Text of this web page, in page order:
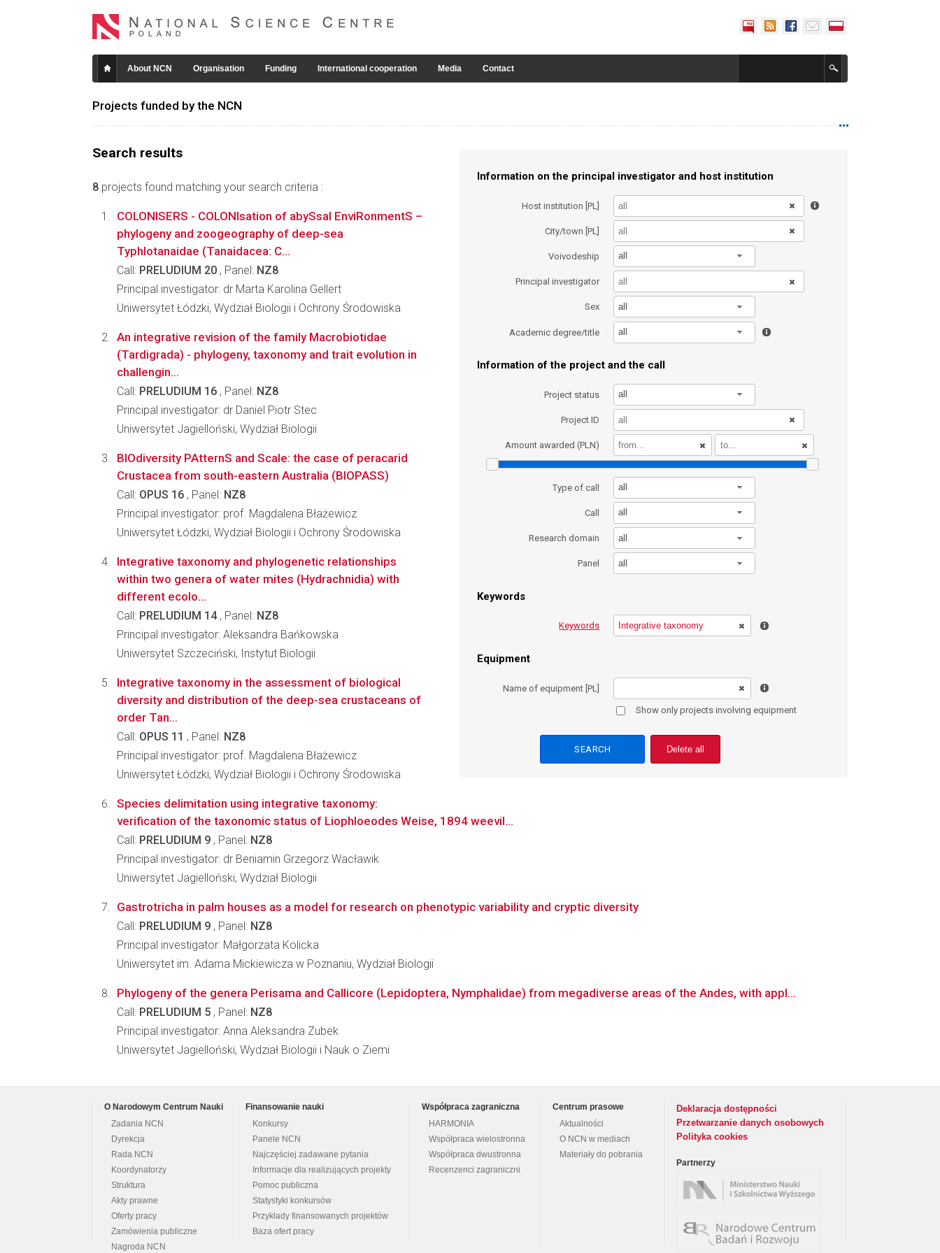
About NCN Organisation Funding International cooperation Media Contact
Projects funded by the NCN
Search results
8 projects found matching your search criteria :
Information on the principal investigator and host institution
Host institution [PL]
City/town [PL]
Voivodeship all
Principal investigator
Sex all
Academic degree/title all
Information of the project and the call
Project status all
Project ID
Amount awarded (PLN)
Type of call all
Call all
Research domain all
Panel all
Keywords
Keywords
Equipment
Name of equipment [PL]
Show only projects involving equipment
Delete all
COLONISERS - COLONIsation of abySsal EnviRonmentS –
phylogeny and zoogeography of deep-sea
Typhlotanaidae (Tanaidacea: C...
Call: PRELUDIUM 20 , Panel: NZ8
Principal investigator: dr Marta Karolina Gellert
Uniwersytet Łódzki, Wydział Biologii i Ochrony Środowiska
An integrative revision of the family Macrobiotidae
(Tardigrada) - phylogeny, taxonomy and trait evolution in
challengin...
Call: PRELUDIUM 16 , Panel: NZ8
Principal investigator: dr Daniel Piotr Stec
Uniwersytet Jagielloński, Wydział Biologii
BIOdiversity PAtternS and Scale: the case of peracarid
Crustacea from south-eastern Australia (BIOPASS)
Call: OPUS 16 , Panel: NZ8
Principal investigator: prof. Magdalena Błażewicz
Uniwersytet Łódzki, Wydział Biologii i Ochrony Środowiska
Integrative taxonomy and phylogenetic relationships
within two genera of water mites (Hydrachnidia) with
different ecolo...
Call: PRELUDIUM 14, Panel: NZ8
Principal investigator: Aleksandra Bańkowska
Uniwersytet Szczeciński, Instytut Biologii
Integrative taxonomy in the assessment of biological
diversity and distribution of the deep-sea crustaceans of
order Tan...
Call: OPUS 11 , Panel: NZ8
Principal investigator: prof. Magdalena Błażewicz
Uniwersytet Łódzki, Wydział Biologii i Ochrony Środowiska
Species delimitation using integrative taxonomy:
verification of the taxonomic status of Liophloeodes Weise, 1894 weevil...
Call: PRELUDIUM 9 , Panel: NZ8
Principal investigator: dr Beniamin Grzegorz Wacławik
Uniwersytet Jagielloński, Wydział Biologii
Gastrotricha in palm houses as a model for research on phenotypic variability and cryptic diversity
Call: PRELUDIUM 9 , Panel: NZ8
Principal investigator: Małgorzata Kolicka
Uniwersytet im. Adama Mickiewicza w Poznaniu, Wydział Biologii
Phylogeny of the genera Perisama and Callicore (Lepidoptera, Nymphalidae) from megadiverse areas of the Andes, with appl...
Call: PRELUDIUM 5 , Panel: NZ8
Principal investigator: Anna Aleksandra Zubek
Uniwersytet Jagielloński, Wydział Biologii i Nauk o Ziemi
O Narodowym Centrum Nauki
Zadania NCN
Dyrekcja
Rada NCN
Koordynatorzy
Struktura
Akty prawne
Oferty pracy
Zamówienia publiczne
Nagroda NCN
Finansowanie nauki
Konkursy
Panele NCN
Najczęściej zadawane pytania
Informacje dla realizujących projekty
Pomoc publiczna
Statystyki konkursów
Przykłady finansowanych projektów
Baza ofert pracy
Współpraca zagraniczna
HARMONIA
Współpraca wielostronna
Współpraca dwustronna
Recenzenci zagraniczni
Centrum prasowe
Aktualności
O NCN w mediach
Materiały do pobrania
Deklaracja dostępności
Przetwarzanie danych osobowych
Polityka cookies
Partnerzy